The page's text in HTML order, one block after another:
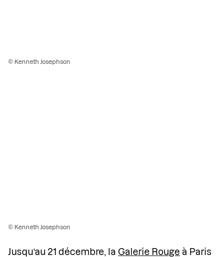
© Kenneth Josephson
© Kenneth Josephson
Jusqu’au 21 décembre, la Galerie Rouge à Paris